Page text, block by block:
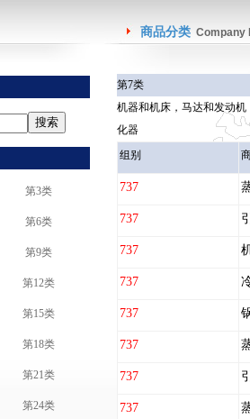
第3类
第6类
第9类
第12类
第15类
第18类
第21类
第24类
商品分类 Company
第7类
机器和机床，马达和发动
化器
组别
737
737
737
737
737
737
737
737